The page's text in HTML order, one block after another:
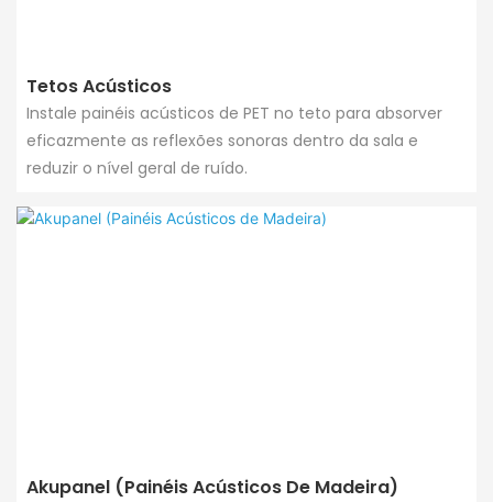
Tetos Acústicos
Instale painéis acústicos de PET no teto para absorver
eficazmente as reflexões sonoras dentro da sala e
reduzir o nível geral de ruído.
Akupanel (Painéis Acústicos De Madeira)